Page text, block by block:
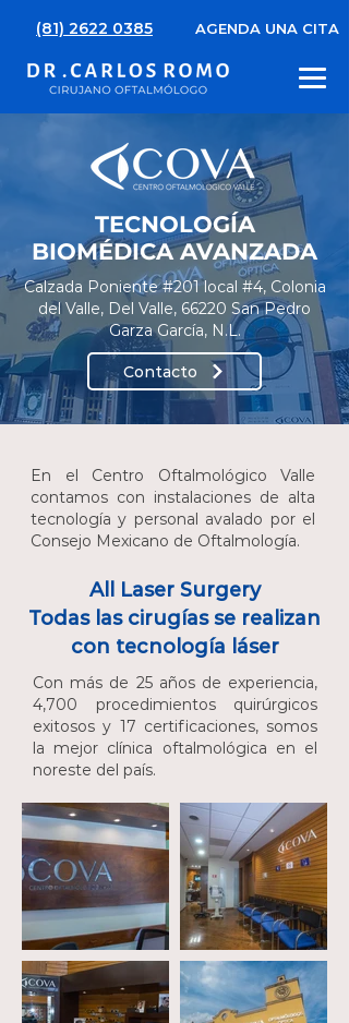
(81) 2622 0385 AGENDA UNA CITA
TECNOLOGÍA
BIOMÉDICA AVANZADA
Calzada Poniente #201 local #4, Colonia
del Valle, Del Valle, 66220 San Pedro
Garza García, N.L.
Contacto
En el Centro Oftalmológico Valle
contamos con instalaciones de alta
tecnología y personal avalado por el
Consejo Mexicano de Oftalmología.
All Laser Surgery
Todas las cirugías se realizan
con tecnología láser
Con más de 25 años de experiencia,
4,700 procedimientos quirúrgicos
exitosos y 17 certificaciones, somos
la mejor clínica oftalmológica en el
noreste del país.